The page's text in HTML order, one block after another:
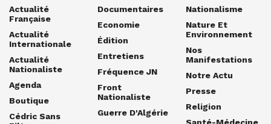
Actualité
Française
Actualité
Internationale
Actualité
Nationaliste
Agenda
Boutique
Cédric Sans
Documentaires
Economie
Édition
Entretiens
Fréquence JN
Front
Nationaliste
Guerre D'Algérie
Nationalisme
Nature Et
Environnement
Nos
Manifestations
Notre Actu
Presse
Religion